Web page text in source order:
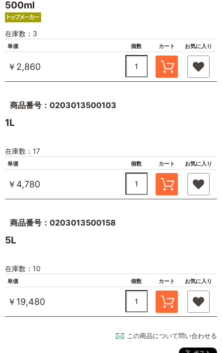
500ml
在庫数：3
単価 個数 カート お気に入り
￥2,860
商品番号：0203013500103
1L
在庫数：17
単価 個数 カート お気に入り
￥4,780
商品番号：0203013500158
5L
在庫数：10
単価 個数 カート お気に入り
￥19,480
この商品について問い合わせる